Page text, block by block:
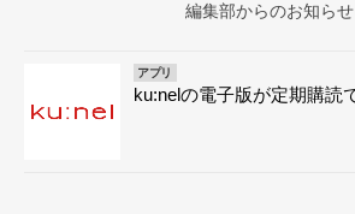
編集部からのお知らせ
アプリ
ku:nelの電子版が定期購読